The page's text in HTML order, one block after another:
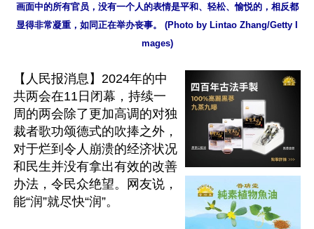
画面中的所有官员，没有一个人的表情是平和、轻松、愉悦的，相反都
显得非常凝重，如同正在举办丧事。 (Photo by Lintao Zhang/Getty I
mages)
【人民报消息】2024年的中
共两会在11日闭幕，持续一
周的两会除了更加高调的对独
裁者歌功颂德式的吹捧之外，
对于烂到令人崩溃的经济状况
和民生并没有拿出有效的改善
办法，令民众绝望。网友说，
能“润”就尽快“润”。